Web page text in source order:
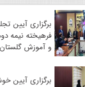
برگزاری آیین
و آموزش گلستان
برگزاری آیین